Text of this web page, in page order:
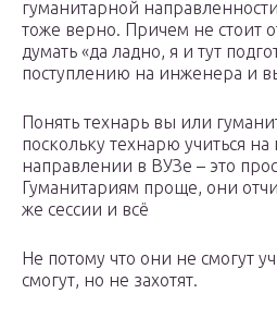
гуманитарной
тоже верно. Причем не стоит
думать «да ладно, я и тут
поступлению на инженера и
Понять технарь вы или
поскольку технарю учиться
направлении в ВУЗе – это
Гуманитариям проще, они
же сессии и всё
Не потому что они не смогут
смогут, но не захотят.